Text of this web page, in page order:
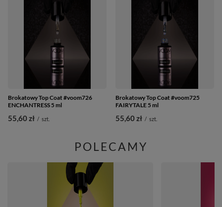
Brokatowy Top Coat #voom726
ENCHANTRESS 5 ml
55,60 zł / szt.
Brokatowy Top Coat #voom725
FAIRYTALE 5 ml
55,60 zł / szt.
POLECAMY